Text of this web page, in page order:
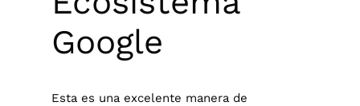
Google
Esta es una excelente manera de